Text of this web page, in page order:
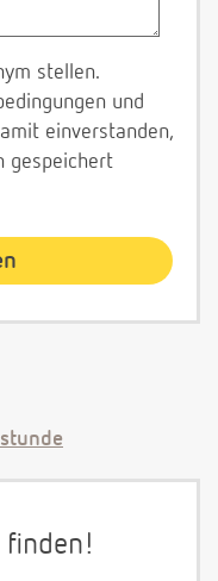
stellen.
und
einverstanden,
gespeichert
finden!